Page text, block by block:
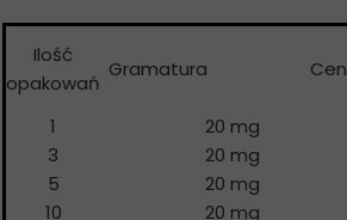
Ilość
opakowań
Gramatura
1
3
20 mg
20 mg
5
10
20 mg
20 mg